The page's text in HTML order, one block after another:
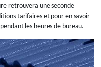
retrouvera une seconde
tarifaires et pour en savoir
les heures de bureau.